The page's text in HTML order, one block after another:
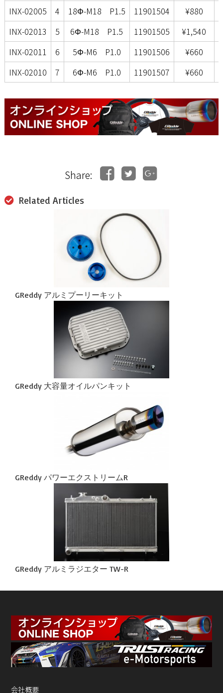
INX-02005
4 18Φ-M18 P1.5 11901504
¥880
INX-02013
5 6Φ-M18 P1.5 11901505
¥1,540
INX-02011
6 5Φ-M6 P1.0 11901506
¥660
INX-02010
7 6Φ-M6 P1.0 11901507 ¥660
Share:
Related Articles
GReddy アルミプーリーキット
GReddy 大容量オイルパンキット
GReddy パワーエクストリームR
GReddy アルミラジエター TW-R
会社概要